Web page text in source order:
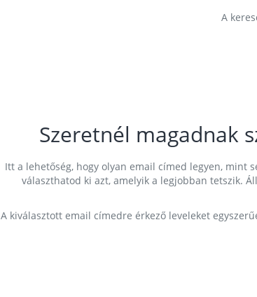
A
Szeretnél magadnak
Itt a lehetőség, hogy olyan email címed legyen, mint
választhatod ki azt, amelyik a legjobban tetszik.
A kiválasztott email címedre érkező leveleket